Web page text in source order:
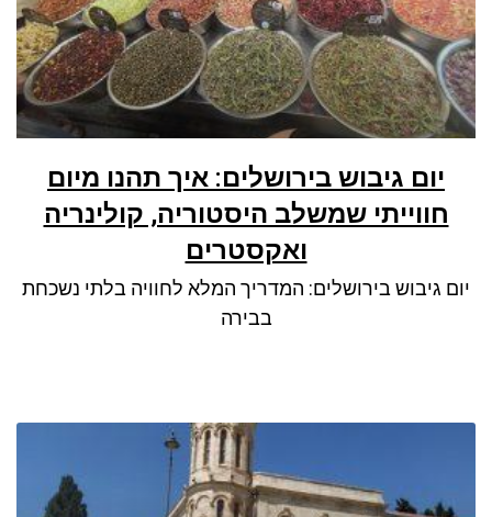
יום גיבוש בירושלים: איך תהנו מיום
חווייתי שמשלב היסטוריה, קולינריה
ואקסטרים
יום גיבוש בירושלים: המדריך המלא לחוויה בלתי נשכחת
בבירה